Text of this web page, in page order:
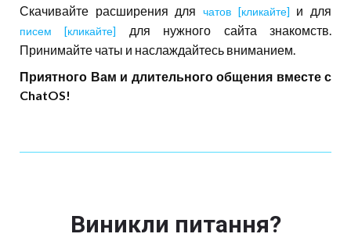
Скачивайте расширения для чатов [кликайте] и для
писем [кликайте]
для нужного сайта знакомств.
Принимайте чаты и наслаждайтесь вниманием.
Приятного Вам и длительного общения вместе с
ChatOS!
Виникли питання?